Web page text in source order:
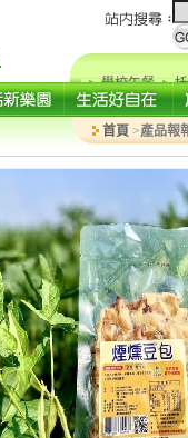
學校午餐
首頁 >產品報